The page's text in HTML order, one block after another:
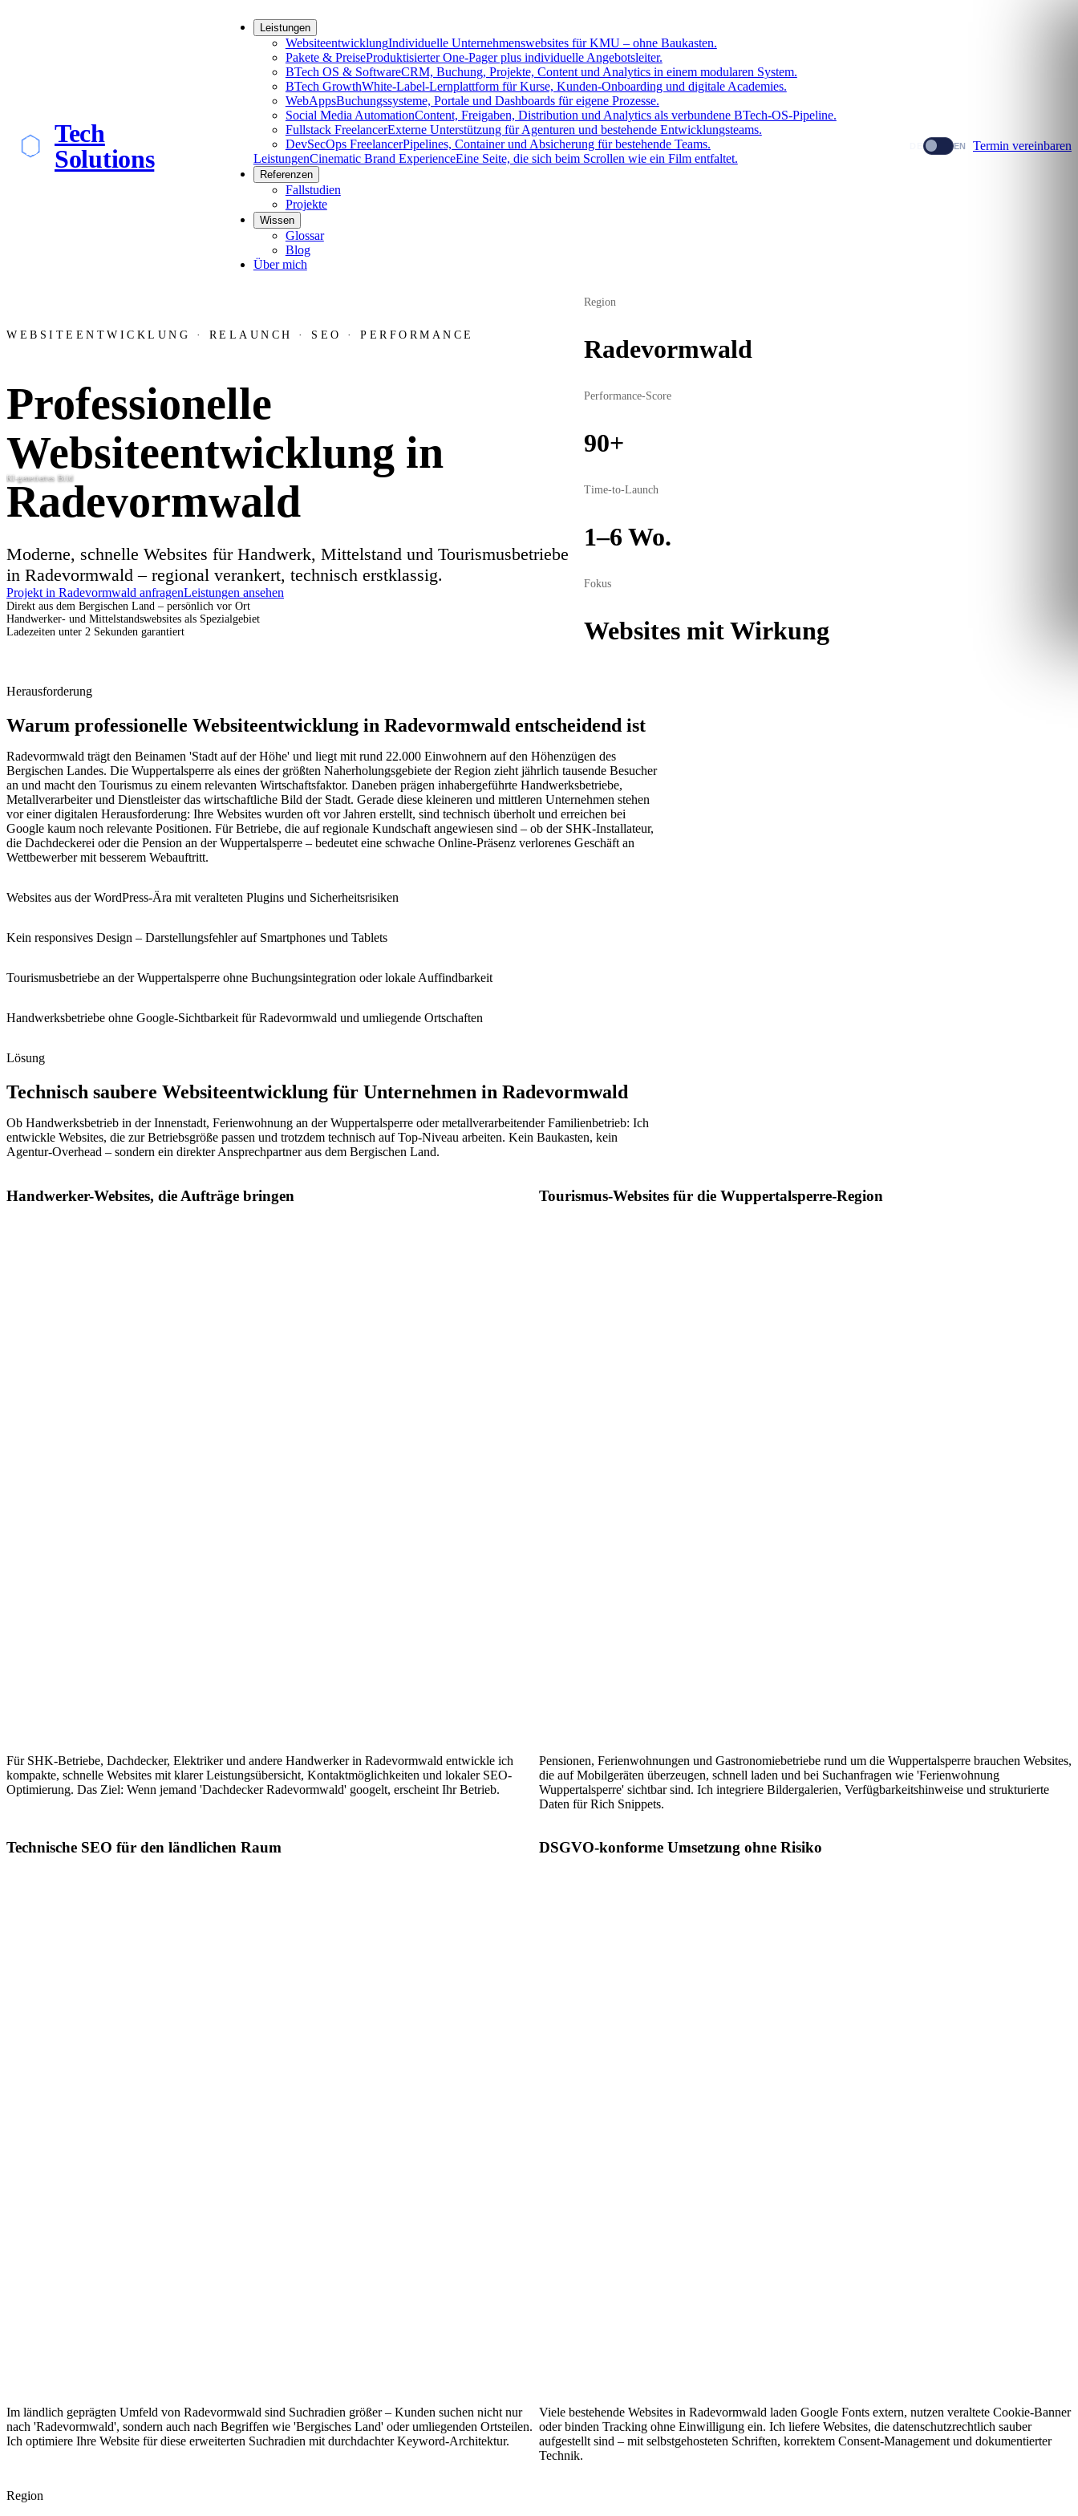
Tech
Solutions
Leistungen
WebsiteentwicklungIndividuelle Unternehmenswebsites für KMU – ohne Baukasten.
Pakete & PreiseProduktisierter One-Pager plus individuelle Angebotsleiter.
BTech OS & SoftwareCRM, Buchung, Projekte, Content und Analytics in einem modularen System.
BTech GrowthWhite-Label-Lernplattform für Kurse, Kunden-Onboarding und digitale Academies.
WebAppsBuchungssysteme, Portale und Dashboards für eigene Prozesse.
Social Media AutomationContent, Freigaben, Distribution und Analytics als verbundene BTech-OS-Pipeline.
Fullstack FreelancerExterne Unterstützung für Agenturen und bestehende Entwicklungsteams.
DevSecOps FreelancerPipelines, Container und Absicherung für bestehende Teams.
LeistungenCinematic Brand ExperienceEine Seite, die sich beim Scrollen wie ein Film entfaltet.
Referenzen
Fallstudien
Projekte
Wissen
Glossar
Blog
Über mich
EN Termin vereinbaren
KI-generiertes Bild
WEBSITEENTWICKLUNG · RELAUNCH · SEO · PERFORMANCE
Professionelle
Websiteentwicklung in
Radevormwald
Moderne, schnelle Websites für Handwerk, Mittelstand und Tourismusbetriebe
in Radevormwald – regional verankert, technisch erstklassig.
Projekt in Radevormwald anfragenLeistungen ansehen
Direkt aus dem Bergischen Land – persönlich vor Ort
Handwerker- und Mittelstandswebsites als Spezialgebiet
Ladezeiten unter 2 Sekunden garantiert
Region
Radevormwald
Performance-Score
90+
Time-to-Launch
1–6 Wo.
Fokus
Websites mit Wirkung
Herausforderung
Warum professionelle Websiteentwicklung in Radevormwald entscheidend ist
Radevormwald trägt den Beinamen 'Stadt auf der Höhe' und liegt mit rund 22.000 Einwohnern auf den Höhenzügen des
Bergischen Landes. Die Wuppertalsperre als eines der größten Naherholungsgebiete der Region zieht jährlich tausende Besucher
an und macht den Tourismus zu einem relevanten Wirtschaftsfaktor. Daneben prägen inhabergeführte Handwerksbetriebe,
Metallverarbeiter und Dienstleister das wirtschaftliche Bild der Stadt. Gerade diese kleineren und mittleren Unternehmen stehen
vor einer digitalen Herausforderung: Ihre Websites wurden oft vor Jahren erstellt, sind technisch überholt und erreichen bei
Google kaum noch relevante Positionen. Für Betriebe, die auf regionale Kundschaft angewiesen sind – ob der SHK-Installateur,
die Dachdeckerei oder die Pension an der Wuppertalsperre – bedeutet eine schwache Online-Präsenz verlorenes Geschäft an
Wettbewerber mit besserem Webauftritt.
Websites aus der WordPress-Ära mit veralteten Plugins und Sicherheitsrisiken
Kein responsives Design – Darstellungsfehler auf Smartphones und Tablets
Tourismusbetriebe an der Wuppertalsperre ohne Buchungsintegration oder lokale Auffindbarkeit
Handwerksbetriebe ohne Google-Sichtbarkeit für Radevormwald und umliegende Ortschaften
Lösung
Technisch saubere Websiteentwicklung für Unternehmen in Radevormwald
Ob Handwerksbetrieb in der Innenstadt, Ferienwohnung an der Wuppertalsperre oder metallverarbeitender Familienbetrieb: Ich
entwickle Websites, die zur Betriebsgröße passen und trotzdem technisch auf Top-Niveau arbeiten. Kein Baukasten, kein
Agentur-Overhead – sondern ein direkter Ansprechpartner aus dem Bergischen Land.
Handwerker-Websites, die Aufträge bringen
Für SHK-Betriebe, Dachdecker, Elektriker und andere Handwerker in Radevormwald entwickle ich
kompakte, schnelle Websites mit klarer Leistungsübersicht, Kontaktmöglichkeiten und lokaler SEO-
Optimierung. Das Ziel: Wenn jemand 'Dachdecker Radevormwald' googelt, erscheint Ihr Betrieb.
Tourismus-Websites für die Wuppertalsperre-Region
Pensionen, Ferienwohnungen und Gastronomiebetriebe rund um die Wuppertalsperre brauchen Websites,
die auf Mobilgeräten überzeugen, schnell laden und bei Suchanfragen wie 'Ferienwohnung
Wuppertalsperre' sichtbar sind. Ich integriere Bildergalerien, Verfügbarkeitshinweise und strukturierte
Daten für Rich Snippets.
Technische SEO für den ländlichen Raum
Im ländlich geprägten Umfeld von Radevormwald sind Suchradien größer – Kunden suchen nicht nur
nach 'Radevormwald', sondern auch nach Begriffen wie 'Bergisches Land' oder umliegenden Ortsteilen.
Ich optimiere Ihre Website für diese erweiterten Suchradien mit durchdachter Keyword-Architektur.
DSGVO-konforme Umsetzung ohne Risiko
Viele bestehende Websites in Radevormwald laden Google Fonts extern, nutzen veraltete Cookie-Banner
oder binden Tracking ohne Einwilligung ein. Ich liefere Websites, die datenschutzrechtlich sauber
aufgestellt sind – mit selbstgehosteten Schriften, korrektem Consent-Management und dokumentierter
Technik.
Region